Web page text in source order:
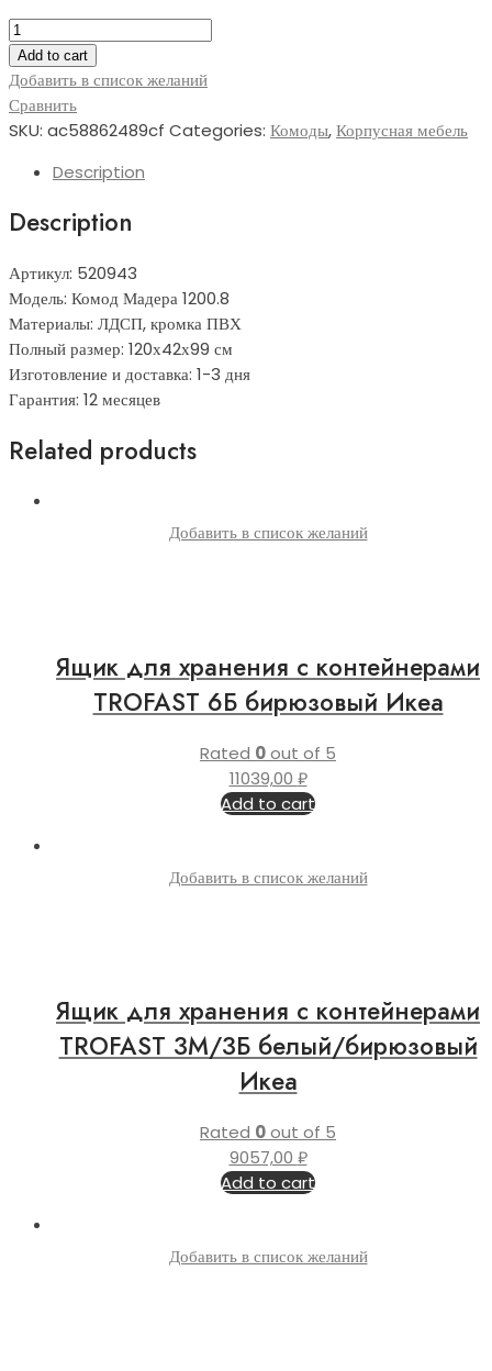
Комод
Мадера
1200.8
quantity
Add to cart
Добавить в список желаний
Сравнить
SKU: ac58862489cf Categories: Комоды,Корпусная мебель
Description
Description
Артикул: 520943
Модель: Комод Мадера 1200.8
Материалы: ЛДСП, кромка ПВХ
Полный размер: 120х42х99 см
Изготовление и доставка: 1-3 дня
Гарантия: 12 месяцев
Related products
Добавить в список желаний
Ящик для хранения с контейнерами
TROFAST 6Б бирюзовый Икеа
Rated 0out of 5
11039,00 ₽
Add to cart
Добавить в список желаний
Ящик для хранения с контейнерами
TROFAST 3М/3Б белый/бирюзовый
Икеа
Rated 0out of 5
9057,00 ₽
Add to cart
Добавить в список желаний